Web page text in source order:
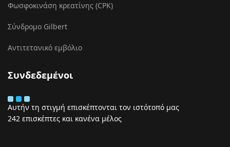
Φωσφοκινάση κρεατίνης (CPK)
Σύνδρομο Gilbert
Αντιτετανικό εμβόλιο
Συνδεδεμένοι
Αυτήν τη στιγμή επισκέπτονται τον ιστότοπό μας
242 επισκέπτες και κανένα μέλος